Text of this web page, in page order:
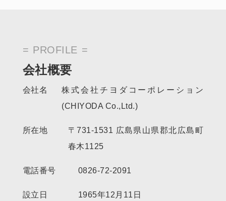
PROFILE
会社概要
会社名
株式会社チヨダコーポレーション
(CHIYODA Co.,Ltd.)
所在地
〒731-1531 広島県山県郡北広島町
春木1125
電話番号 0826-72-2091
設立日 1965年12月11日